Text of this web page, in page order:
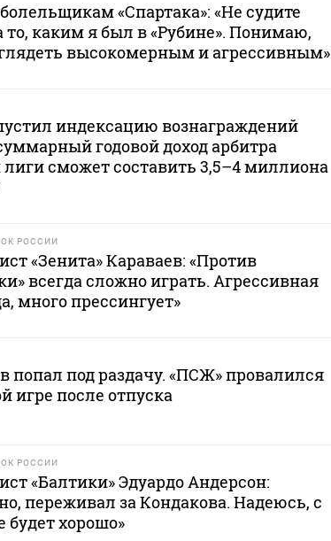
«Спартака»: «Не судите
то, каким я был в «Рубине». Понимаю,
высокомерным и агрессивным»
индексацию вознаграждений
годовой доход арбитра
сможет составить 3,5–4 миллиона
РОССИИ
«Зенита» Караваев: «Против
всегда сложно играть. Агрессивная
много прессингует»
попал под раздачу. «ПСЖ» провалился
игре после отпуска
РОССИИ
«Балтики» Эдуардо Андерсон:
переживал за Кондакова. Надеюсь, с
будет хорошо»